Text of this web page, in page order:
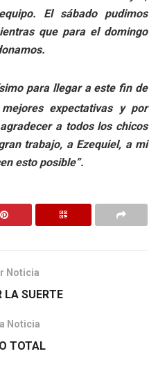
El sábado pudimos
que para el domingo
para llegar a este fin de
expectativas y por
a todos los chicos
trabajo, a Ezequiel, a mi
esto posible”.
Noticia
LA SUERTE
Noticia
TOTAL